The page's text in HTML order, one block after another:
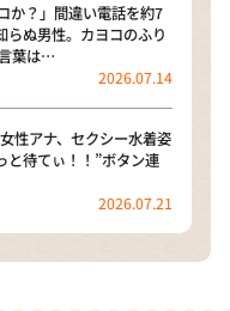
か？」間違い電話を約7
ぬ男性。カヨコのふり
葉は…
2026.07.14
性アナ、セクシー水着姿
と待てぃ！！”ボタン連
2026.07.21